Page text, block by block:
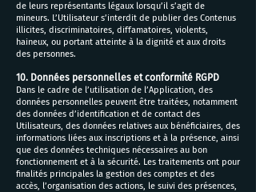
de leurs représentants légaux lorsqu’il s’agit de
mineurs. L’Utilisateur s’interdit de publier des Contenus
illicites, discriminatoires, diffamatoires, violents,
haineux, ou portant atteinte à la dignité et aux droits
des personnes.
10. Données personnelles et conformité RGPD
Dans le cadre de l’utilisation de l’Application, des
données personnelles peuvent être traitées, notamment
des données d’identification et de contact des
Utilisateurs, des données relatives aux bénéficiaires, des
informations liées aux inscriptions et à la présence, ainsi
que des données techniques nécessaires au bon
fonctionnement et à la sécurité. Les traitements ont pour
finalités principales la gestion des comptes et des
accès, l’organisation des actions, le suivi des présences,